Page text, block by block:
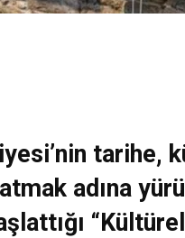
tarihe,
adına